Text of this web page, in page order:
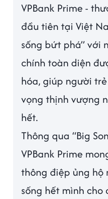
VPBank Prime -
đầu tiên tại Việt
sống bứt phá” với
chính toàn diện
hóa, giúp người
vọng thịnh vượng
hết.
Thông qua “Big
VPBank Prime
thông điệp ủng
sống hết mình